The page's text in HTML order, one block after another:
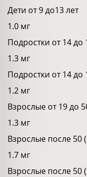
Дети от 9 до13 лет
1.0 мг
Подростки от 14 до
1.3 мг
Подростки от 14 до
1.2 мг
Взрослые от 19 до
1.3 мг
Взрослые после
1.7 мг
Взрослые после